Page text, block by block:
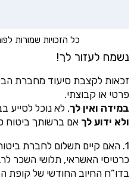
כל הזכויות שמורות
נשמח לעזור לך!
זכאות לקצבת סיעוד מחברת
פרטי או קבוצתי.
במידה ואין לך, לא נוכל
ולא ידוע לך אם ברשותך ביטוח
1. האם קיים תשלום לחברת
כרטיסי האשראי, תלושי השכר
בדו”ח החיוב החודשי של קופת